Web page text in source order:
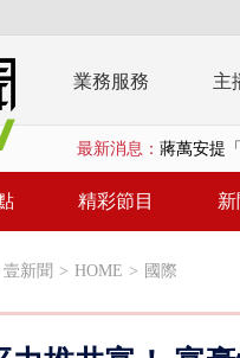
業務服務 主
最新消息： 蔣萬安提
又毒駕！
精彩節目
壹新聞 > HOME > 國際